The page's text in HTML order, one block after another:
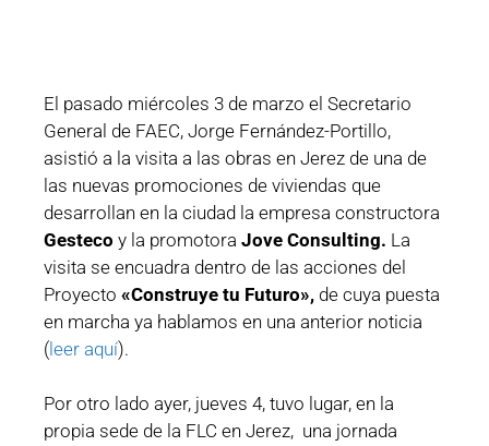
El pasado miércoles 3 de marzo el Secretario
General de FAEC, Jorge Fernández-Portillo,
asistió a la visita a las obras en Jerez de una de
las nuevas promociones de viviendas que
desarrollan en la ciudad la empresa constructora
Gesteco y la promotora Jove Consulting. La
visita se encuadra dentro de las acciones del
Proyecto «Construye tu Futuro», de cuya puesta
en marcha ya hablamos en una anterior noticia
(leer aquí).
Por otro lado ayer, jueves 4, tuvo lugar, en la
propia sede de la FLC en Jerez, una jornada